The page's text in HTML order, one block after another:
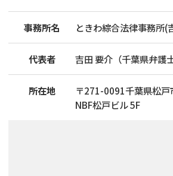
事務所名 ときわ綜合法律事務所(
代表者 吉田 要介（千葉県弁護士
所在地 〒271-0091千葉県松
NBF松戸ビル 5F